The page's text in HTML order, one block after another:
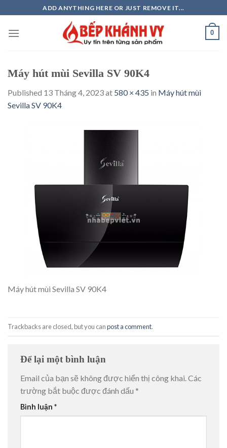
to
content
ADD ANYTHING HERE OR JUST REMOVE IT...
0
Máy hút mùi Sevilla SV 90K4
Published 13 Tháng 4, 2023at 580 × 435 in Máy hút mùi
Sevilla SV 90K4
Máy hút mùi Sevilla SV 90K4
Trackbacks are closed, but you canpost a comment.
Để lại một bình luận
Email của bạn sẽ không được hiển thị công khai.Các
trường bắt buộc được đánh dấu *
Bình luận *